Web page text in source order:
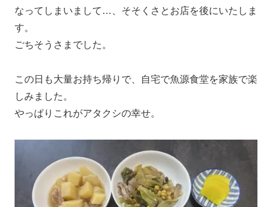
なってしまいまして…、そそくさとお店を後にいたしま
す。
ごちそうさまでした。
この日も大量お持ち帰りで、自宅で魚源食堂を家族で楽
しみました。
やっぱりこれがアタクシの幸せ。